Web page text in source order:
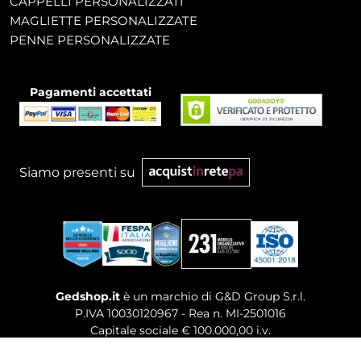
MAGLIETTE PERSONALIZZATE
PENNE PERSONALIZZATE
Pagamenti accettati
Siamo presenti su
Gedshop.it è un marchio di G&D Group S.r.l.
P.IVA 10030120967 - Rea n. MI-2501016
Capitale sociale € 100.000,00 i.v.